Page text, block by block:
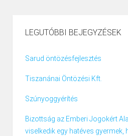
LEGUTÓBBI BEJEGYZÉSEK
Sarud öntözésfejlesztés
Tiszanánai Öntözési Kft.
Szúnyoggyérítés
Bizottság az Emberi Jogokért
viselkedik egy hatéves gyermek,